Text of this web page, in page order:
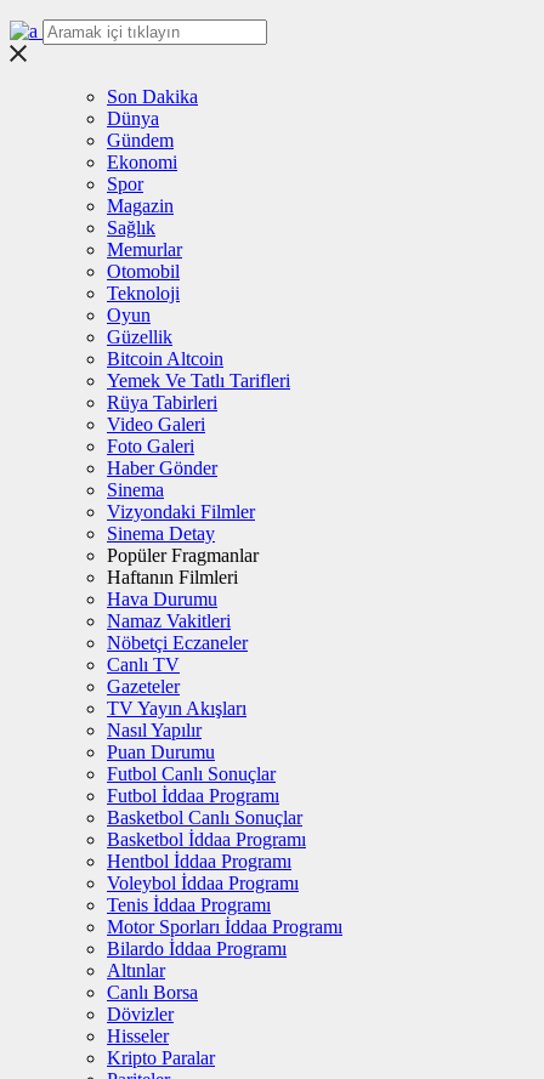
Son Dakika
Dünya
Gündem
Ekonomi
Spor
Magazin
Sağlık
Memurlar
Otomobil
Teknoloji
Oyun
Güzellik
Bitcoin Altcoin
Yemek Ve Tatlı Tarifleri
Rüya Tabirleri
Video Galeri
Foto Galeri
Haber Gönder
Sinema
Vizyondaki Filmler
Sinema Detay
Popüler Fragmanlar
Haftanın Filmleri
Hava Durumu
Namaz Vakitleri
Nöbetçi Eczaneler
Canlı TV
Gazeteler
TV Yayın Akışları
Nasıl Yapılır
Puan Durumu
Futbol Canlı Sonuçlar
Futbol İddaa Programı
Basketbol Canlı Sonuçlar
Basketbol İddaa Programı
Hentbol İddaa Programı
Voleybol İddaa Programı
Tenis İddaa Programı
Motor Sporları İddaa Programı
Bilardo İddaa Programı
Altınlar
Canlı Borsa
Dövizler
Hisseler
Kripto Paralar